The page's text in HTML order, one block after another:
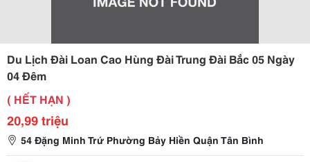
Du Lịch Đài Loan Cao Hùng Đài Trung Đài Bắc 05 Ngày
04 Đêm
( HẾT HẠN )
20,99 triệu
54 Đặng Minh Trứ Phường Bảy Hiền Quận Tân Bình